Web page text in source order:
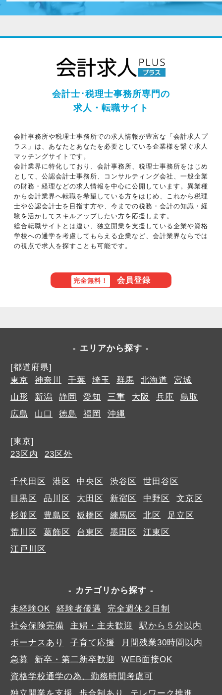
会計士･税理士事務所専門の
求人・転職サイト
会計事務所や税理士事務所での求人情報が豊富な「会計求人プ
ラス」は、あなたとあなたを必要としている企業様を繋ぐ求人
マッチングサイトです。
会計業界に特化しており、会計事務所、税理士事務所をはじめ
として、公認会計士事務所、コンサルティング会社、一般企業
の財務・経理などの求人情報を中心に公開しています。異業種
から会計業界へ転職を希望している方をはじめ、これから税理
士や公認会計士を目指す方や、今までの税務・会計の知識・経
験を活かしてスキルアップしたい方を応援します。
総合転職サイトとは違い、独立開業を支援している企業や資格
学校への通学を考慮してもらえる企業など、会計業界ならでは
の視点で求人を探すことも可能です。
完全無料！ 会員登録
エリアから探す
[都道府県]
東京
神奈川 千葉 埼玉 群馬 北海道
宮城
山形
新潟 静岡 愛知 三重 大阪 兵庫
鳥取
広島
山口 徳島 福岡 沖縄
[東京]
23区内
23区外
千代田区 港区 中央区 渋谷区
世田谷区
目黒区
品川区 大田区 新宿区 中野区
文京区
杉並区
豊島区 板橋区 練馬区 北区
足立区
荒川区
葛飾区 台東区 墨田区
江東区
江戸川区
カテゴリから探す
未経験OK
経験者優遇
完全週休２日制
社会保険完備
主婦・主夫歓迎
駅から５分以内
ボーナスあり
子育て応援
月間残業30時間以内
急募
新卒・第二新卒歓迎
WEB面接OK
資格学校通学の為、勤務時間考慮可